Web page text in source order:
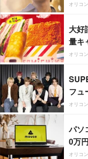
オリコ
大好
量キ
オリコ
フュ
オリコ
パソ
0万
オリコ